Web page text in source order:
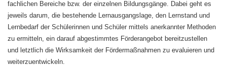
fachlichen Bereiche bzw. der einzelnen Bildungsgänge. Dabei geht es
jeweils darum, die bestehende Lernausgangslage, den Lernstand und
Lernbedarf der Schülerinnen und Schüler mittels anerkannter Methoden
zu ermitteln, ein darauf abgestimmtes Förderangebot bereitzustellen
und letztlich die Wirksamkeit der Fördermaßnahmen zu evaluieren und
weiterzuentwickeln.